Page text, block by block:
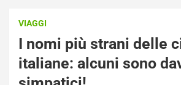
VIAGGI
I nomi più strani delle
italiane: alcuni sono